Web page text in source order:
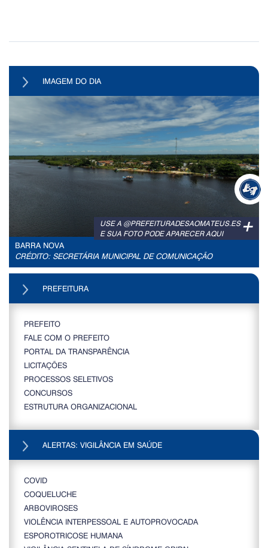
IMAGEM DO DIA
+
USE A @PREFEITURADESAOMATEUS.ES
E SUA FOTO PODE APARECER AQUI
BARRA NOVA
CRÉDITO: SECRETÁRIA MUNICIPAL DE COMUNICAÇÃO
PREFEITURA
PREFEITO
FALE COM O PREFEITO
PORTAL DA TRANSPARÊNCIA
LICITAÇÕES
PROCESSOS SELETIVOS
CONCURSOS
ESTRUTURA ORGANIZACIONAL
ALERTAS: VIGILÂNCIA EM SAÚDE
COVID
COQUELUCHE
ARBOVIROSES
VIOLÊNCIA INTERPESSOAL E AUTOPROVOCADA
ESPOROTRICOSE HUMANA